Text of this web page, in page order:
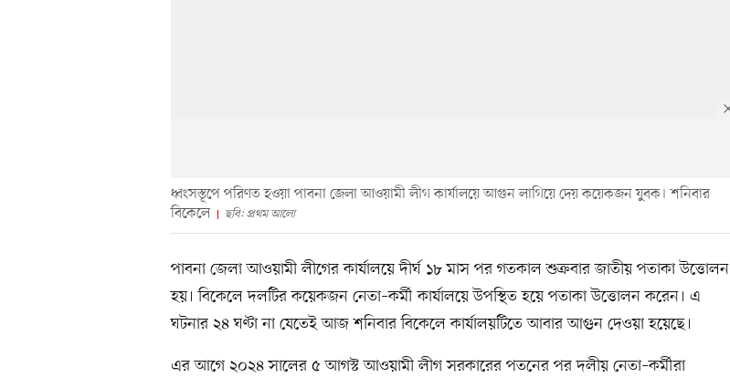
ধ্বংসস্তূপে পরিণত হওয়া পাবনা জেলা আওয়ামী লীগ কার্যালয়ে আগুন লাগিয়ে দেয় কয়েকজন যুুবক। শনিবার
বিকেলে
ছবি: প্রথম আলো
পাবনা জেলা আওয়ামী লীগের কার্যালয়ে দীর্ঘ ১৮ মাস পর গতকাল শুক্রবার জাতীয় পতাকা উত্তোলন
হয়। বিকেলে দলটির কয়েকজন নেতা–কর্মী কার্যালয়ে উপস্থিত হয়ে পতাকা উত্তোলন করেন। এ
ঘটনার ২৪ ঘণ্টা না যেতেই আজ শনিবার বিকেলে কার্যালয়টিতে আবার আগুন দেওয়া হয়েছে।
এর আগে ২০২৪ সালের ৫ আগস্ট আওয়ামী লীগ সরকারের পতনের পর দলীয় নেতা–কর্মীরা